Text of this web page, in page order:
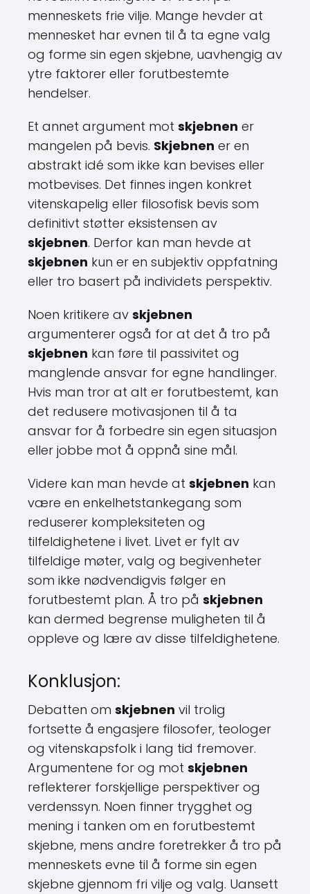
menneskets frie vilje. Mange hevder at
mennesket har evnen til å ta egne valg
og forme sin egen skjebne, uavhengig av
ytre faktorer eller forutbestemte
hendelser.
Et annet argument mot skjebnen er
mangelen på bevis. Skjebnen er en
abstrakt idé som ikke kan bevises eller
motbevises. Det finnes ingen konkret
vitenskapelig eller filosofisk bevis som
definitivt støtter eksistensen av
skjebnen. Derfor kan man hevde at
skjebnen kun er en subjektiv oppfatning
eller tro basert på individets perspektiv.
Noen kritikere av skjebnen
argumenterer også for at det å tro på
skjebnen kan føre til passivitet og
manglende ansvar for egne handlinger.
Hvis man tror at alt er forutbestemt, kan
det redusere motivasjonen til å ta
ansvar for å forbedre sin egen situasjon
eller jobbe mot å oppnå sine mål.
Videre kan man hevde at skjebnen kan
være en enkelhetstankegang som
reduserer kompleksiteten og
tilfeldighetene i livet. Livet er fylt av
tilfeldige møter, valg og begivenheter
som ikke nødvendigvis følger en
forutbestemt plan. Å tro på skjebnen
kan dermed begrense muligheten til å
oppleve og lære av disse tilfeldighetene.
Konklusjon:
Debatten om skjebnen vil trolig
fortsette å engasjere filosofer, teologer
og vitenskapsfolk i lang tid fremover.
Argumentene for og mot skjebnen
reflekterer forskjellige perspektiver og
verdenssyn. Noen finner trygghet og
mening i tanken om en forutbestemt
skjebne, mens andre foretrekker å tro på
menneskets evne til å forme sin egen
skjebne gjennom fri vilje og valg. Uansett